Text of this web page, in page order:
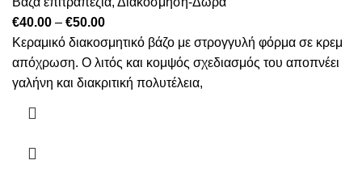
€40.00 – €50.00Price
range:
€40.00
through
Κεραμικό διακοσμητικό βάζο με στρογγυλή φόρμα σε κρεμ
απόχρωση. Ο λιτός και κομψός σχεδιασμός του αποπνέει
γαλήνη και διακριτική πολυτέλεια,